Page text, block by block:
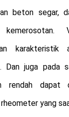
beton segar,
kemerosotan.
Dan juga pada
rendah dapat
yang